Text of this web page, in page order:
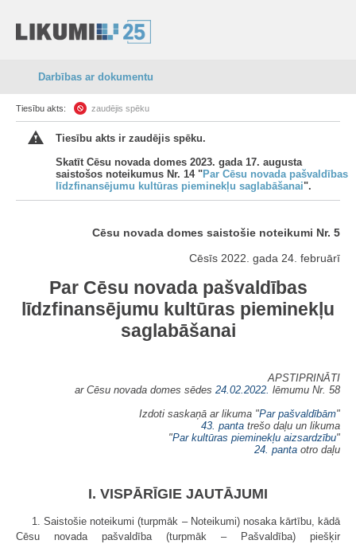
Darbības ar dokumentu
Tiesību akts: zaudējis spēku
Tiesību akts ir zaudējis spēku.
Skatīt Cēsu novada domes 2023. gada 17. augusta
saistošos noteikumus Nr. 14 "Par Cēsu novada pašvaldības
līdzfinansējumu kultūras pieminekļu saglabāšanai".
Cēsu novada domes saistošie noteikumi Nr. 5
Cēsīs 2022. gada 24. februārī
Par Cēsu novada pašvaldības
līdzfinansējumu kultūras pieminekļu
saglabāšanai
APSTIPRINĀTI
ar Cēsu novada domes sēdes 24.02.2022. lēmumu Nr. 58
Izdoti saskaņā ar likuma "Par pašvaldībām"
43. panta trešo daļu un likuma
"Par kultūras pieminekļu aizsardzību"
24. panta otro daļu
I. VISPĀRĪGIE JAUTĀJUMI
1. Saistošie noteikumi (turpmāk – Noteikumi) nosaka kārtību, kādā
Cēsu novada pašvaldība (turpmāk – Pašvaldība) piešķir